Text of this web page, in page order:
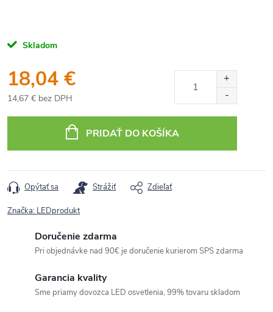
Skladom
18,04 €
14,67 € bez DPH
cena:
PRIDAŤ DO KOŠÍKA
Opýtať sa Strážiť Zdieľať
Značka: LEDprodukt
Doručenie zdarma
Pri objednávke nad 90€ je doručenie kurierom SPS zdarma
Garancia kvality
Sme priamy dovozca LED osvetlenia, 99% tovaru skladom